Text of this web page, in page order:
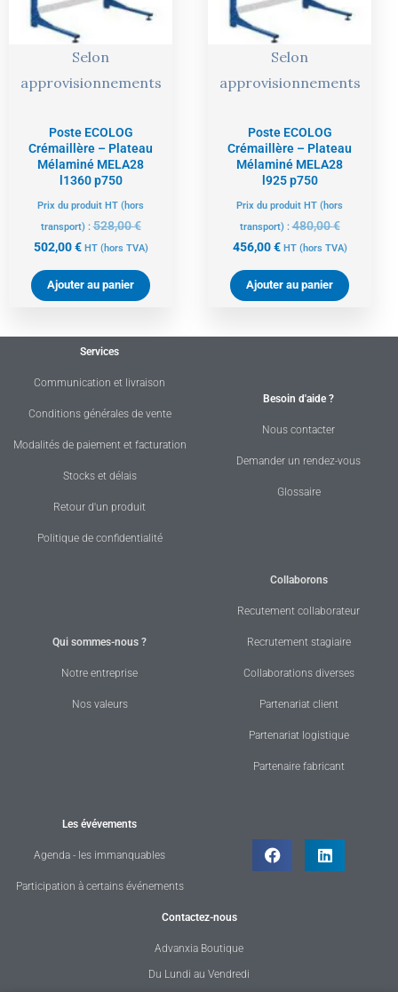
Selon
approvisionnements
Poste ECOLOG
Crémaillère – Plateau
Mélaminé MELA28
l1360 p750
Prix du produit HT (hors
transport) :528,00€
502,00€ HT (hors TVA)
Ajouter au panier
Selon
approvisionnements
Poste ECOLOG
Crémaillère – Plateau
Mélaminé MELA28
l925 p750
Prix du produit HT (hors
transport) :480,00€
456,00€ HT (hors TVA)
Ajouter au panier
Services
Communication et livraison
Conditions générales de vente
Modalités de paiement et facturation
Stocks et délais
Retour d'un produit
Politique de confidentialité
Besoin d'aide ?
Nous contacter
Demander un rendez-vous
Glossaire
Qui sommes-nous ?
Notre entreprise
Nos valeurs
Collaborons
Recutement collaborateur
Recrutement stagiaire
Collaborations diverses
Partenariat client
Partenariat logistique
Partenaire fabricant
Les évévements
Agenda - les immanquables
Participation à certains événements
Contactez-nous
Advanxia Boutique
Du Lundi au Vendredi